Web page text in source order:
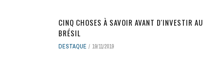
CINQ CHOSES À SAVOIR AVANT D'INVESTIR AU
BRÉSIL
DESTAQUE 19/11/2019